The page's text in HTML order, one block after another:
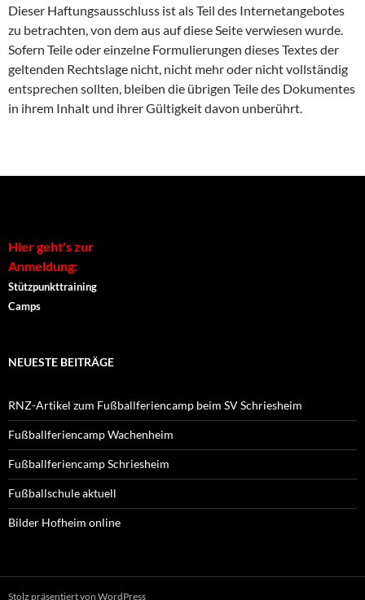
Dieser Haftungsausschluss ist als Teil des Internetangebotes
zu betrachten, von dem aus auf diese Seite verwiesen wurde.
Sofern Teile oder einzelne Formulierungen dieses Textes der
geltenden Rechtslage nicht, nicht mehr oder nicht vollständig
entsprechen sollten, bleiben die übrigen Teile des Dokumentes
in ihrem Inhalt und ihrer Gültigkeit davon unberührt.
Hier geht's zur
Anmeldung:
Stützpunkttraining
Camps
NEUESTE BEITRÄGE
RNZ-Artikel zum Fußballferiencamp beim SV Schriesheim
Fußballferiencamp Wachenheim
Fußballferiencamp Schriesheim
Fußballschule aktuell
Bilder Hofheim online
Stolz präsentiert von WordPress